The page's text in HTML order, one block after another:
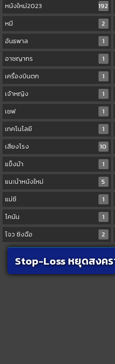
หนังใหม่2023
192
หมี
2
อันธพาล
1
อาชญากร
1
เครื่องบินตก
1
เจ้าหญิง
1
เชฟ
1
เทคโนโลยี
1
เสียงโรง
10
แข็งม้า
1
แนะนำหนังใหม่
5
แม่ชี
1
โคนัน
1
โจว ซิงฉือ
2
Stop-Loss หยุดสงค